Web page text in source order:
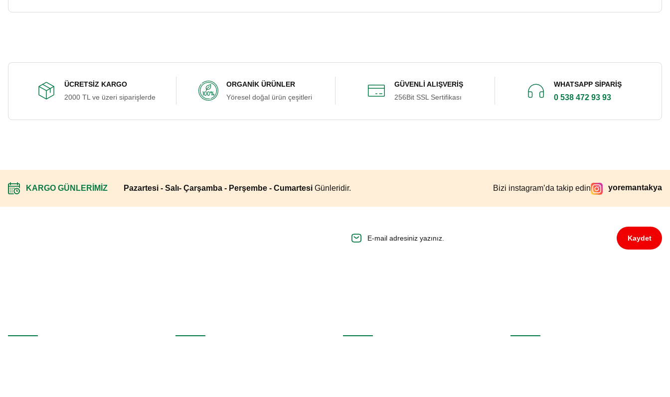
ÜCRETSİZ KARGO
2000 TL ve üzeri siparişlerde
ORGANİK ÜRÜNLER
Yöresel doğal ürün çeşitleri
GÜVENLİ ALIŞVERİŞ
256Bit SSL Sertifikası
WHATSAPP SİPARİŞ
0 538 472 93 93
KARGO GÜNLERİMİZ Pazartesi - Salı- Çarşamba - Perşembe - Cumartesi Günleridir. Bizi instagram’da takip edin yoremantakya
Kaydet